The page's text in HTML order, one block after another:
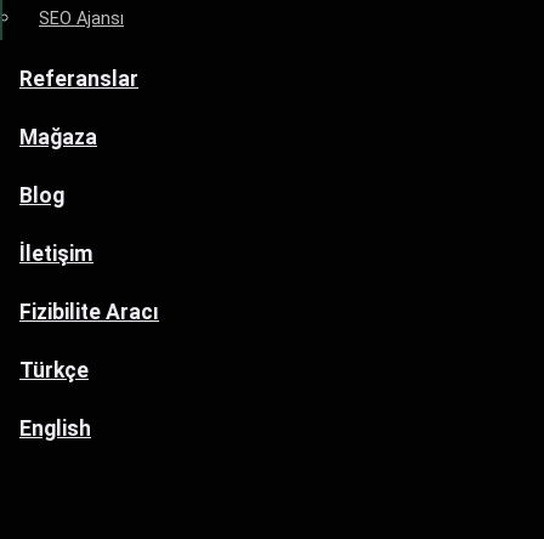
SEO Ajansı
Referanslar
Mağaza
Blog
İletişim
Fizibilite Aracı
Türkçe
English